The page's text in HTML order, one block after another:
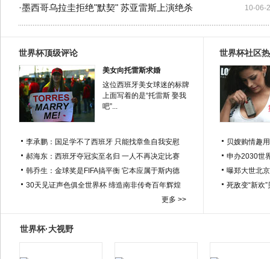
10-06-
·墨西哥乌拉圭拒绝"默契" 苏亚雷斯上演绝杀
世界杯顶级评论
美女向托雷斯求婚
这位西班牙美女球迷的标牌
上面写着的是“托雷斯 娶我
吧”...
李承鹏：国足学不了西班牙 只能找章鱼自我安慰
郝海东：西班牙夺冠实至名归 一人不再决定比赛
韩乔生：金球奖是FIFA搞平衡 它本应属于斯内德
30天见证声色俱全世界杯 缔造南非传奇百年辉煌
更多 >>
世界杯社区
贝嫂购情趣
申办2030世
曝郑大世北
死敌变“新欢
世界杯·大视野